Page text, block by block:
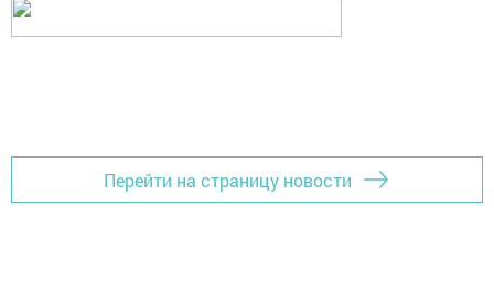
Перейти на страницу новости